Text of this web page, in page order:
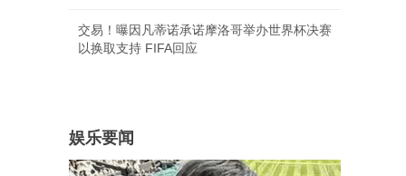
交易！曝因凡蒂诺承诺摩洛哥举办世界杯决赛
以换取支持 FIFA回应
娱乐要闻